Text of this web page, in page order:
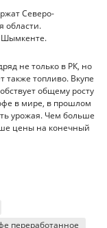
Северо-
области.
Шымкенте.
не только в РК, но
также топливо. Вкупе
общему росту
в мире, в прошлом
урожая. Чем больше
цены на конечный
переработанное